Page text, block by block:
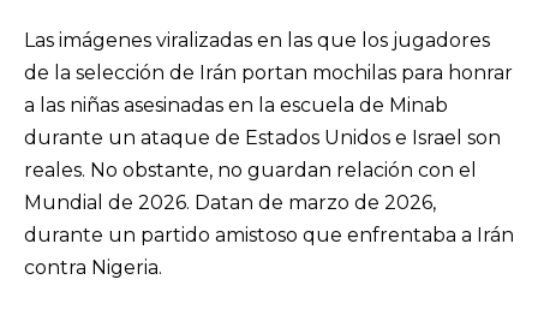
Las imágenes viralizadas en las que los jugadores
de la selección de Irán portan mochilas para honrar
a las niñas asesinadas en la escuela de Minab
durante un ataque de Estados Unidos e Israel son
reales. No obstante, no guardan relación con el
Mundial de 2026. Datan de marzo de 2026,
durante un partido amistoso que enfrentaba a Irán
contra Nigeria.